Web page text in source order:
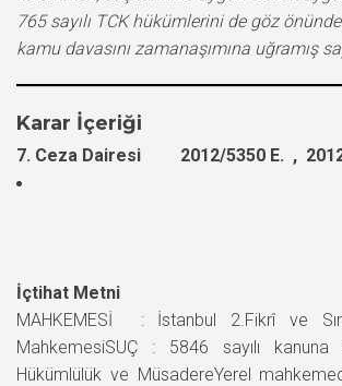
765 sayılı TCK hükümlerini de göz
kamu davasını zamanaşımına uğramış
Karar İçeriği
7. Ceza Dairesi 2012/5350 E. ,
İçtihat Metni
MAHKEMESİ : İstanbul 2.Fikrî ve
MahkemesiSUÇ : 5846 sayılı kanuna
Hükümlülük ve MüsadereYerel